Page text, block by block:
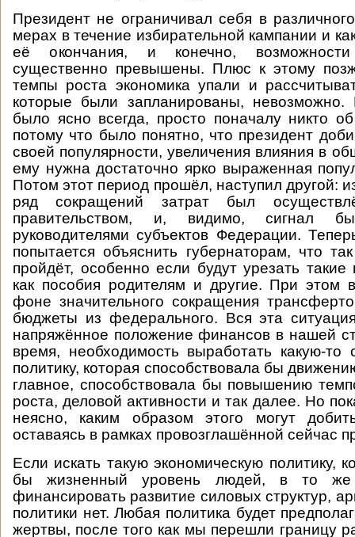
Президент не ограничивал себя в
мерах в течение избирательной кампании и
её окончания, и конечно,
существенно превышены. Плюс к этому
темпы роста экономика упали и
которые были запланированы,
было ясно всегда, просто поначалу никто
потому что было понятно, что президент
своей популярности, увеличения влияния в
ему нужна достаточно ярко выраженная
Потом этот период прошёл, наступил другой:
ряд сокращений затрат был
правительством, и, видимо, сигнал
руководителями субъектов Федерации.
попытается объяснить губернаторам, что
пройдёт, особенно если будут урезать
как пособия родителям и другие. При этом
фоне значительного сокращения
бюджеты из федерального. Вся эта
напряжённое положение финансов в нашей
время, необходимость выработать какую-то
политику, которая способствовала бы
главное, способствовала бы повышению
роста, деловой активности и так далее. Но
неясно, каким образом этого могут
оставаясь в рамках провозглашённой сейчас
Если искать такую экономическую политику,
бы жизненный уровень людей, в то же
финансировать развитие силовых структур,
политики нет. Любая политика будет
жертвы, после того как мы перешли границу